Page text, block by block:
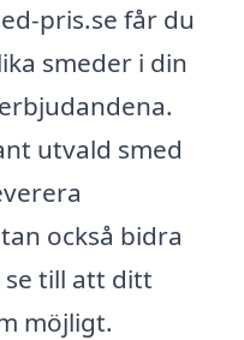
pris.se får du
smeder i din
utvald smed
också bidra
till att ditt
möjligt.